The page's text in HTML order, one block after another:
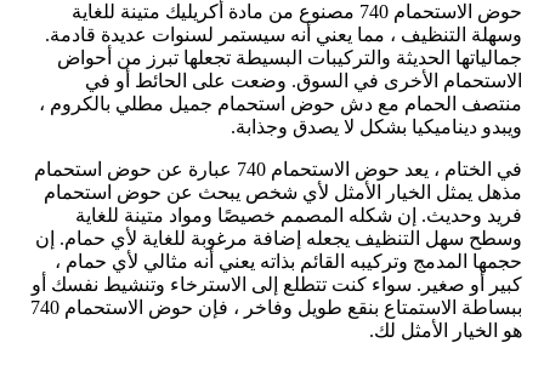
حوض الاستحمام 740 مصنوع من مادة أكريليك متينة للغاية
وسهلة التنظيف ، مما يعني أنه سيستمر لسنوات عديدة قادمة.
جمالياتها الحديثة والتركيبات البسيطة تجعلها تبرز من أحواض
الاستحمام الأخرى في السوق. وضعت على الحائط أو في
منتصف الحمام مع دش حوض استحمام جميل مطلي بالكروم ،
ويبدو ديناميكيا بشكل لا يصدق وجذابة.
في الختام ، يعد حوض الاستحمام 740 عبارة عن حوض استحمام
مذهل يمثل الخيار الأمثل لأي شخص يبحث عن حوض استحمام
فريد وحديث. إن شكله المصمم خصيصًا ومواد متينة للغاية
وسطح سهل التنظيف يجعله إضافة مرغوبة للغاية لأي حمام. إن
حجمها المدمج وتركيبه القائم بذاته يعني أنه مثالي لأي حمام ،
كبير أو صغير. سواء كنت تتطلع إلى الاسترخاء وتنشيط نفسك أو
ببساطة الاستمتاع بنقع طويل وفاخر ، فإن حوض الاستحمام 740
هو الخيار الأمثل لك.